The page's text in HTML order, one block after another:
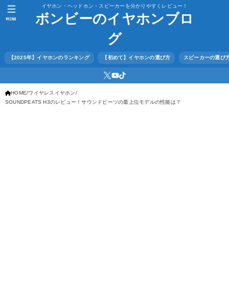
イヤホン・ヘッドホン・スピーカーを分かりやすくレビュー！
ボンビーのイヤホンブロ
グ
【2025年】イヤホンのランキング 【初めて】イヤホンの選び方 スピーカーの選び
MENU
HOME ワイヤレスイヤホン
SOUNDPEATS H3のレビュー！サウンドピーツの最上位モデルの性能は？